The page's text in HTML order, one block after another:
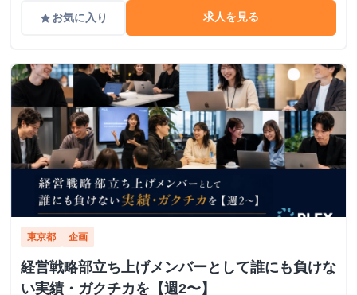
gradeお気に入り 求人を見る
東京都 企画
経営戦略部立ち上げメンバーとして誰にも負けな
い実績・ガクチカを【週2〜】